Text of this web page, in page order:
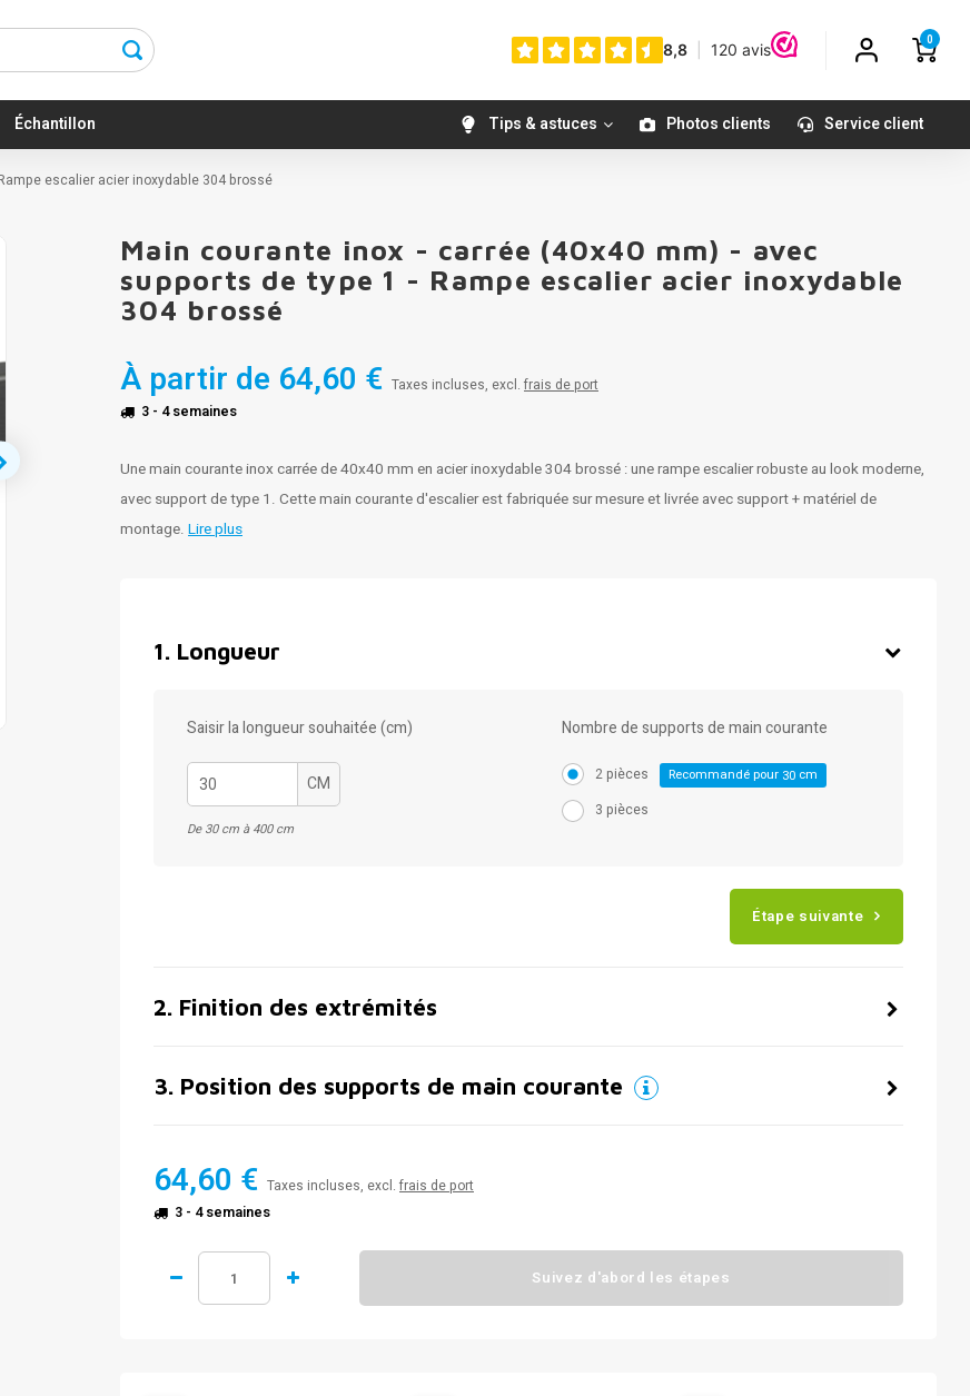
0
Échantillon Tips & astuces Photos clients Service client
escalier acier inoxydable 304 brossé
Main courante inox - carrée (40x40 mm) - avec
supports de type 1 - Rampe escalier acier inoxydable
304 brossé
À partir de 64,60 € Taxes incluses, excl. frais de port
3 - 4 semaines
Une main courante inox carrée de 40x40 mm en acier inoxydable 304 brossé : une rampe escalier robuste au look moderne,
avec support de type 1. Cette main courante d'escalier est fabriquée sur mesure et livrée avec support + matériel de
montage. Lire plus
1. Longueur
Saisir la longueur souhaitée (cm)
CM
De 30 cm à 400 cm
Nombre de supports de main courante
2 pièces Recommandé pour 30 cm
3 pièces
Étape suivante
2. Finition des extrémités
3. Position des supports de main courante
64,60 € Taxes incluses, excl. frais de port
3 - 4 semaines
Suivez d'abord les étapes